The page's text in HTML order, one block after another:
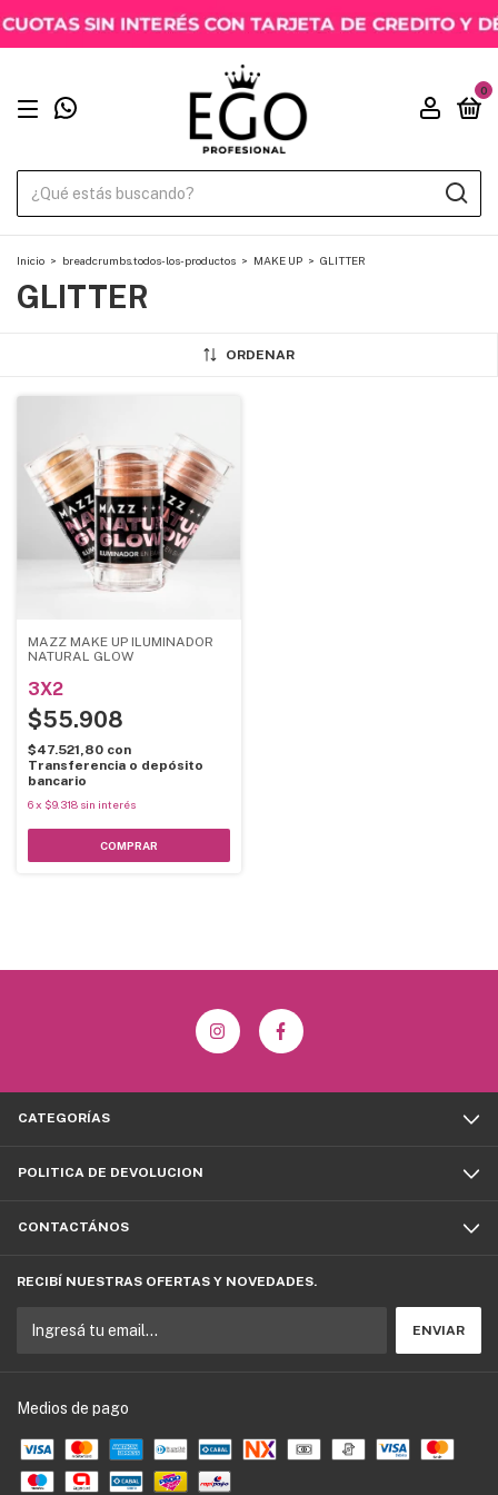
0
Inicio > breadcrumbs.todos-los-productos > MAKE UP > GLITTER
GLITTER
ORDENAR
MAZZ MAKE UP ILUMINADOR
NATURAL GLOW
3X2
$55.908
$47.521,80 con
Transferencia o depósito
bancario
6x $9.318 sin interés
CATEGORÍAS
POLITICA DE DEVOLUCION
CONTACTÁNOS
RECIBÍ NUESTRAS OFERTAS Y NOVEDADES.
Medios de pago